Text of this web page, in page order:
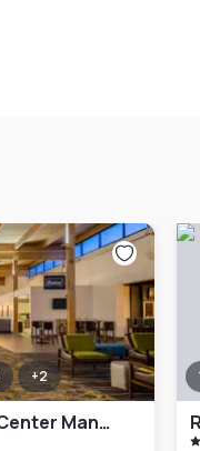
+2
enVision Hotel & Conference Center Mansfield-Foxboro